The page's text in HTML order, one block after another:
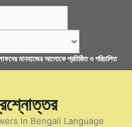
মানহাজের আলোকে প্রতিষ্ঠিত ও পরিচালিত
In Bengali Language